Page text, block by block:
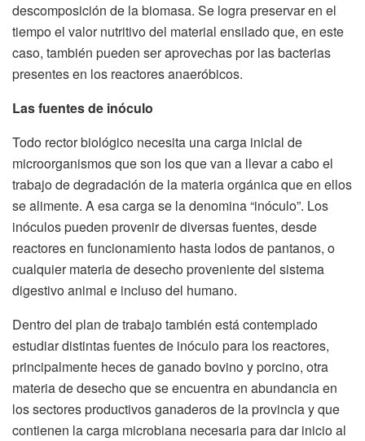
descomposición de la biomasa. Se logra preservar en el
tiempo el valor nutritivo del material ensilado que, en este
caso, también pueden ser aprovechas por las bacterias
presentes en los reactores anaeróbicos.
Las fuentes de inóculo
Todo rector biológico necesita una carga inicial de
microorganismos que son los que van a llevar a cabo el
trabajo de degradación de la materia orgánica que en ellos
se alimente. A esa carga se la denomina “inóculo”. Los
inóculos pueden provenir de diversas fuentes, desde
reactores en funcionamiento hasta lodos de pantanos, o
cualquier materia de desecho proveniente del sistema
digestivo animal e incluso del humano.
Dentro del plan de trabajo también está contemplado
estudiar distintas fuentes de inóculo para los reactores,
principalmente heces de ganado bovino y porcino, otra
materia de desecho que se encuentra en abundancia en
los sectores productivos ganaderos de la provincia y que
contienen la carga microbiana necesaria para dar inicio al